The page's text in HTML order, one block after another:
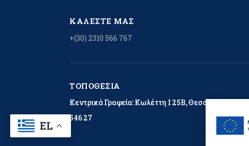
ΚΑΛΈΣΤΕ ΜΑΣ
+(30) 2310 566 767
ΤΟΠΟΘΕΣΊΑ
Κεντρικά Γραφεία: Κωλέττη Ι 25Β, Θεσσαλονίκη, ΤΚ
546 27
EL